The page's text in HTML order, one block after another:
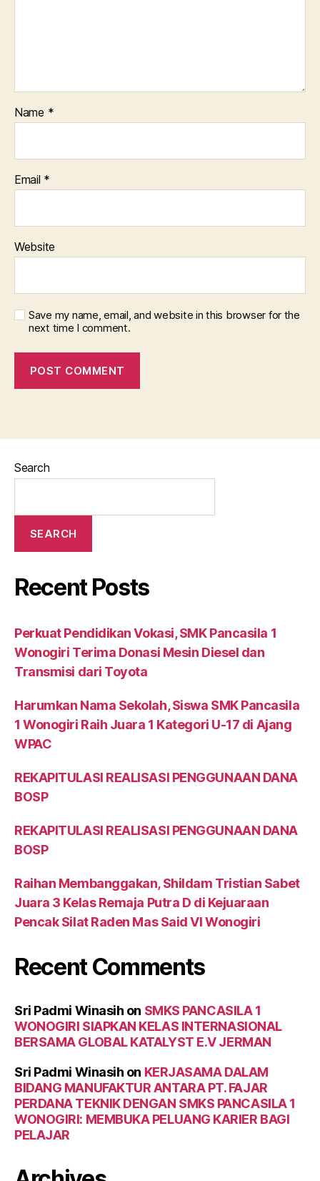
Name *
Email *
Website
Save my name, email, and website in this browser for the
next time I comment.
Search
SEARCH
Recent Posts
Perkuat Pendidikan Vokasi, SMK Pancasila 1
Wonogiri Terima Donasi Mesin Diesel dan
Transmisi dari Toyota
Harumkan Nama Sekolah, Siswa SMK Pancasila
1 Wonogiri Raih Juara 1 Kategori U-17 di Ajang
WPAC
REKAPITULASI REALISASI PENGGUNAAN DANA
BOSP
REKAPITULASI REALISASI PENGGUNAAN DANA
BOSP
Raihan Membanggakan, Shildam Tristian Sabet
Juara 3 Kelas Remaja Putra D di Kejuaraan
Pencak Silat Raden Mas Said VI Wonogiri
Recent Comments
Sri Padmi Winasih on SMKS PANCASILA 1
WONOGIRI SIAPKAN KELAS INTERNASIONAL
BERSAMA GLOBAL KATALYST E.V JERMAN
Sri Padmi Winasih on KERJASAMA DALAM
BIDANG MANUFAKTUR ANTARA PT. FAJAR
PERDANA TEKNIK DENGAN SMKS PANCASILA 1
WONOGIRI: MEMBUKA PELUANG KARIER BAGI
PELAJAR